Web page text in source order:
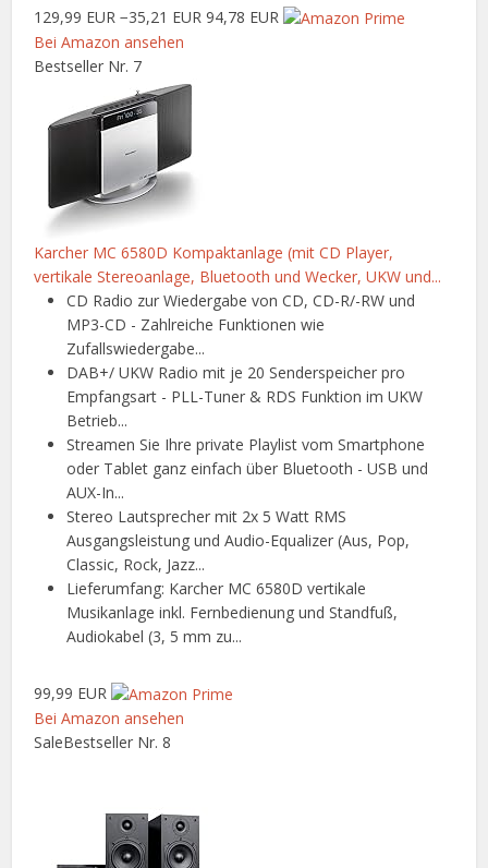
129,99 EUR −35,21 EUR 94,78 EUR
Bei Amazon ansehen
Bestseller Nr. 7
Karcher MC 6580D Kompaktanlage (mit CD Player,
vertikale Stereoanlage, Bluetooth und Wecker, UKW und...
CD Radio zur Wiedergabe von CD, CD-R/-RW und
MP3-CD - Zahlreiche Funktionen wie
Zufallswiedergabe...
DAB+/ UKW Radio mit je 20 Senderspeicher pro
Empfangsart - PLL-Tuner & RDS Funktion im UKW
Betrieb...
Streamen Sie Ihre private Playlist vom Smartphone
oder Tablet ganz einfach über Bluetooth - USB und
AUX-In...
Stereo Lautsprecher mit 2x 5 Watt RMS
Ausgangsleistung und Audio-Equalizer (Aus, Pop,
Classic, Rock, Jazz...
Lieferumfang: Karcher MC 6580D vertikale
Musikanlage inkl. Fernbedienung und Standfuß,
Audiokabel (3, 5 mm zu...
99,99 EUR
Bei Amazon ansehen
SaleBestseller Nr. 8